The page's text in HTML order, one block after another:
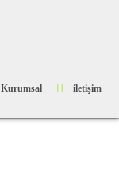
Kurumsal iletişim